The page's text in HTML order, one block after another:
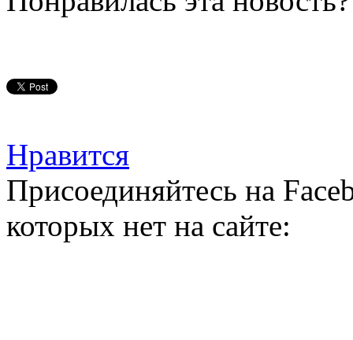
Нравится
Присоединяйтесь на
которых нет на сайте: